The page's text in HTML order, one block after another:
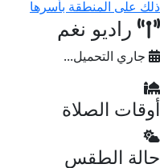
ذلك على المنطقة بأسرها
راديو نغم
جاري التحميل...
أوقات الصلاة
حالة الطقس